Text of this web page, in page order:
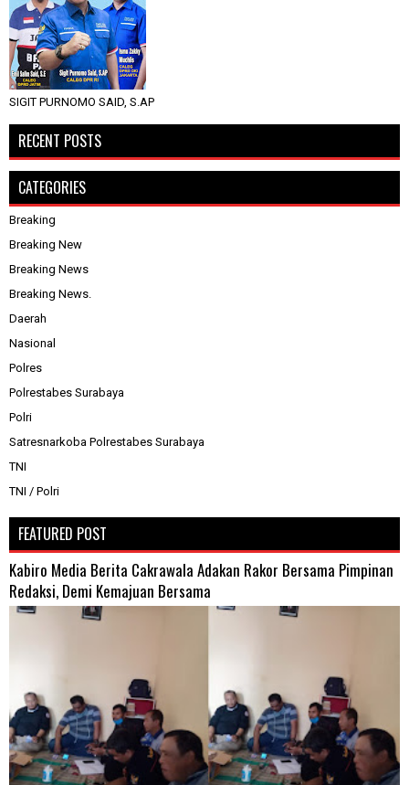
SIGIT PURNOMO SAID, S.AP
RECENT POSTS
CATEGORIES
Breaking
Breaking New
Breaking News
Breaking News.
Daerah
Nasional
Polres
Polrestabes Surabaya
Polri
Satresnarkoba Polrestabes Surabaya
TNI
TNI / Polri
FEATURED POST
Kabiro Media Berita Cakrawala Adakan Rakor Bersama Pimpinan
Redaksi, Demi Kemajuan Bersama